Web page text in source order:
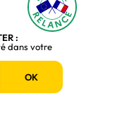
:
dans votre
OK